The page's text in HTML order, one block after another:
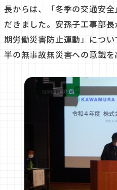
長からは、「冬季の交通安
だきました。安孫子工事部
期労働災害防止運動」につ
半の無事故無災害への意識を